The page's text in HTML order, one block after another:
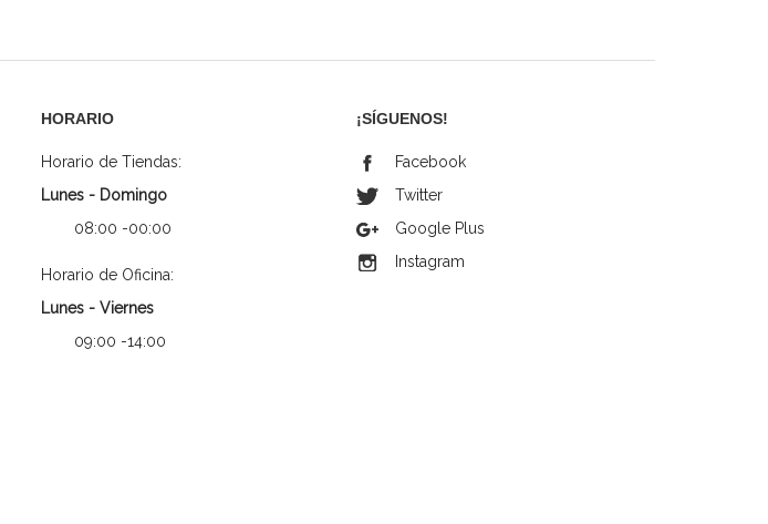
HORARIO
Horario de Tiendas:
Lunes - Domingo
08:00 -00:00
Horario de Oficina:
Lunes - Viernes
09:00 -14:00
¡SÍGUENOS!
Facebook
Twitter
Google Plus
Instagram